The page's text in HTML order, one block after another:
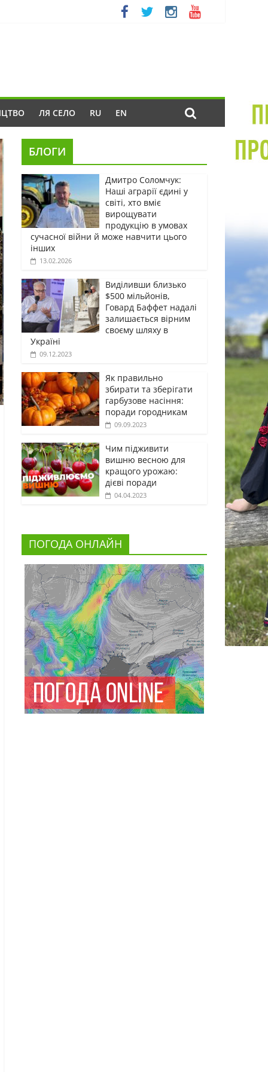
ЛЯ СЕЛО RU EN
БЛОГИ
Дмитро Соломчук:
Наші аграрії єдині у
світі, хто вміє
вирощувати
продукцію в умовах
сучасної війни й може навчити цього
інших
13.02.2026
Виділивши близько
$500 мільйонів,
Говард Баффет надалі
залишається вірним
своєму шляху в
Україні
09.12.2023
Як правильно
збирати та зберігати
гарбузове насіння:
поради городникам
09.09.2023
Чим підживити
вишню весною для
кращого урожаю:
дієві поради
04.04.2023
ПОГОДА ОНЛАЙН